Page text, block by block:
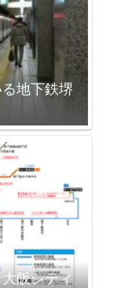
地下鉄堺
阪シティ